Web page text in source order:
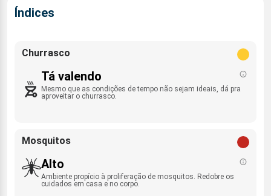
Índices
Churrasco
Tá valendo
Mesmo que as condições de tempo não sejam ideais, dá pra
aproveitar o churrasco.
Mosquitos
Alto
Ambiente propício à proliferação de mosquitos. Redobre os
cuidados em casa e no corpo.